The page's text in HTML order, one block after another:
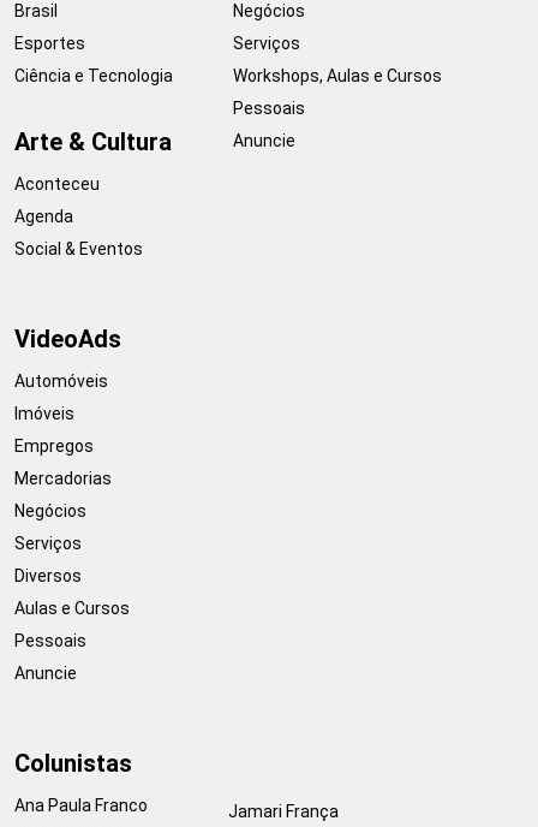
Brasil
Esportes
Ciência e Tecnologia
Arte & Cultura
Aconteceu
Agenda
Social & Eventos
Negócios
Serviços
Workshops, Aulas e Cursos
Pessoais
Anuncie
VideoAds
Automóveis
Imóveis
Empregos
Mercadorias
Negócios
Serviços
Diversos
Aulas e Cursos
Pessoais
Anuncie
Colunistas
Ana Paula Franco
Jamari França